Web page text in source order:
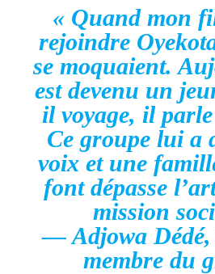
« Quand mon
rejoindre
se moquaient.
est devenu un
il voyage, il
Ce groupe lui a
voix et une
font dépasse
mission
— Adjowa Dédé,
membre du